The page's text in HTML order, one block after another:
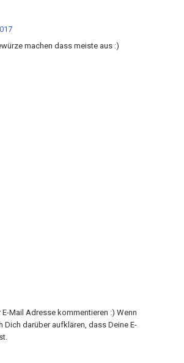
machen dass meiste aus :)
Mail Adresse kommentieren :) Wenn
darüber aufklären, dass Deine E-